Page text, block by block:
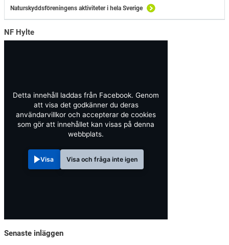
Naturskyddsföreningens aktiviteter i hela Sverige
NF Hylte
Detta innehåll laddas från Facebook. Genom
att visa det godkänner du deras
användarvillkor och accepterar de cookies
som gör att innehållet kan visas på denna
webbplats.
Visa Visa och fråga inte igen
Senaste inläggen